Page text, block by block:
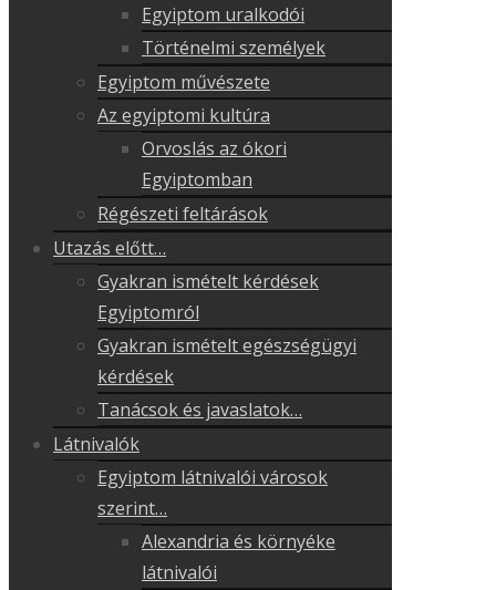
Egyiptom uralkodói
Történelmi személyek
Egyiptom művészete
Az egyiptomi kultúra
Orvoslás az ókori
Egyiptomban
Régészeti feltárások
Utazás előtt…
Gyakran ismételt kérdések
Egyiptomról
Gyakran ismételt egészségügyi
kérdések
Tanácsok és javaslatok…
Látnivalók
Egyiptom látnivalói városok
szerint…
Alexandria és környéke
látnivalói